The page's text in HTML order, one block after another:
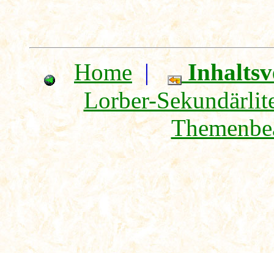
Home|
Lorber-